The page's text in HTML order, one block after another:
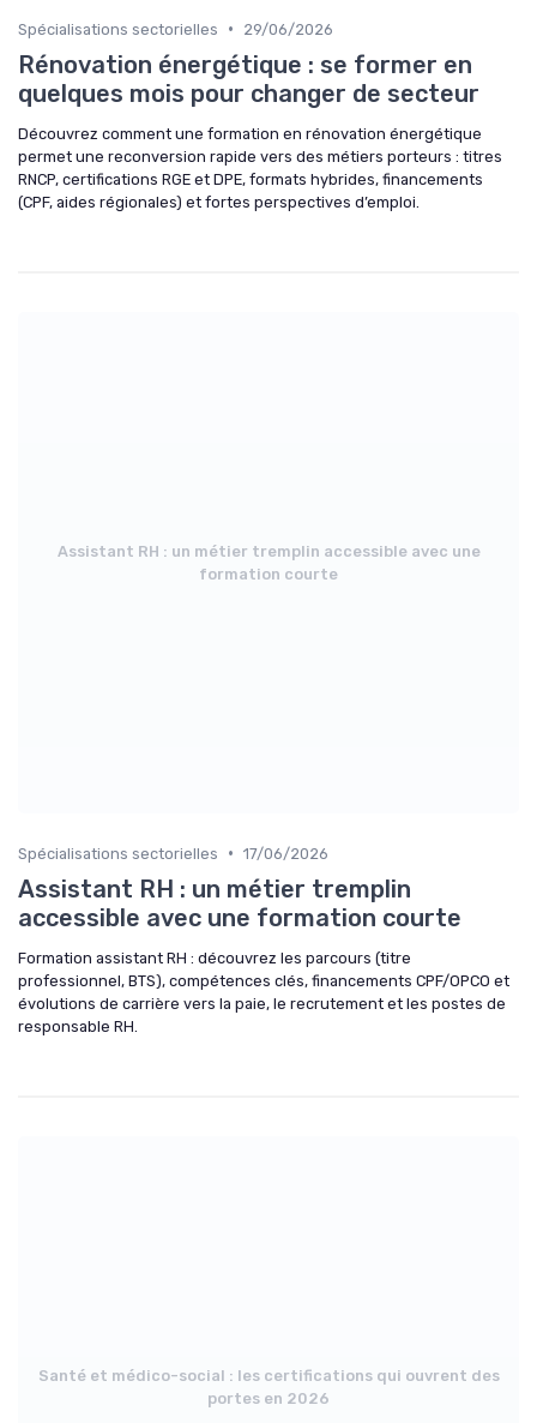
Spécialisations sectorielles • 29/06/2026
Rénovation énergétique : se former en
quelques mois pour changer de secteur
Découvrez comment une formation en rénovation énergétique
permet une reconversion rapide vers des métiers porteurs : titres
RNCP, certifications RGE et DPE, formats hybrides, financements
(CPF, aides régionales) et fortes perspectives d’emploi.
Assistant RH : un métier tremplin accessible avec une
formation courte
Spécialisations sectorielles • 17/06/2026
Assistant RH : un métier tremplin
accessible avec une formation courte
Formation assistant RH : découvrez les parcours (titre
professionnel, BTS), compétences clés, financements CPF/OPCO et
évolutions de carrière vers la paie, le recrutement et les postes de
responsable RH.
Santé et médico-social : les certifications qui ouvrent des
portes en 2026